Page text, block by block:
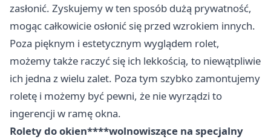
zasłonić. Zyskujemy w ten sposób dużą prywatność,
mogąc całkowicie osłonić się przed wzrokiem innych.
Poza pięknym i estetycznym wyglądem rolet,
możemy także raczyć się ich lekkością, to niewątpliwie
ich jedna z wielu zalet. Poza tym szybko zamontujemy
roletę i możemy być pewni, że nie wyrządzi to
ingerencji w ramę okna.
Rolety do okien****wolnowiszące na specjalny